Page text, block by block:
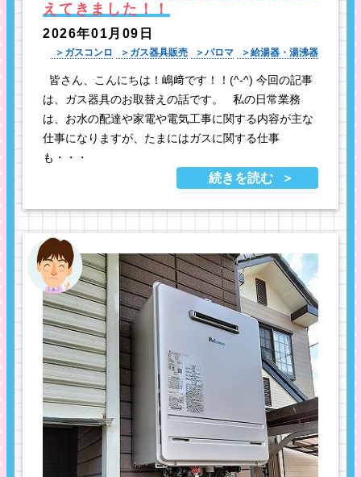
えてきました！！
2026年01月09日
ガスコンロ ガス器具販売 パロマ 給湯器・湯沸器
皆さん、こんにちは！嶋﨑です！！(^-^) 今回の記事
は、ガス器具のお取替えの話です。 私の日常業務
は、お水の配達や家電や電気工事に関する内容が主な
仕事になりますが、たまにはガスに関する仕事
も・・・
続きを読む